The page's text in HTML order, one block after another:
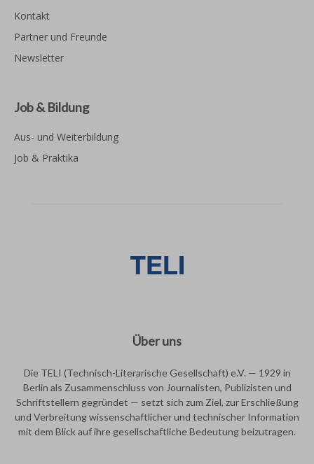
Kontakt
Partner und Freunde
Newsletter
Job & Bildung
Aus- und Weiterbildung
Job & Praktika
Über uns
Die TELI (Technisch-Literarische Gesellschaft) e.V. — 1929 in
Berlin als Zusammenschluss von Journalisten, Publizisten und
Schriftstellern gegründet — setzt sich zum Ziel, zur Erschließung
und Verbreitung wissenschaftlicher und technischer Information
mit dem Blick auf ihre gesellschaftliche Bedeutung beizutragen.